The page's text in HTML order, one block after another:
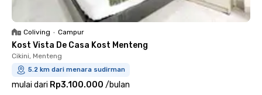
Coliving • Campur
Kost Vista De Casa Kost Menteng
Cikini, Menteng
5.2 km dari menara sudirman
mulai dari Rp3.100.000 /bulan